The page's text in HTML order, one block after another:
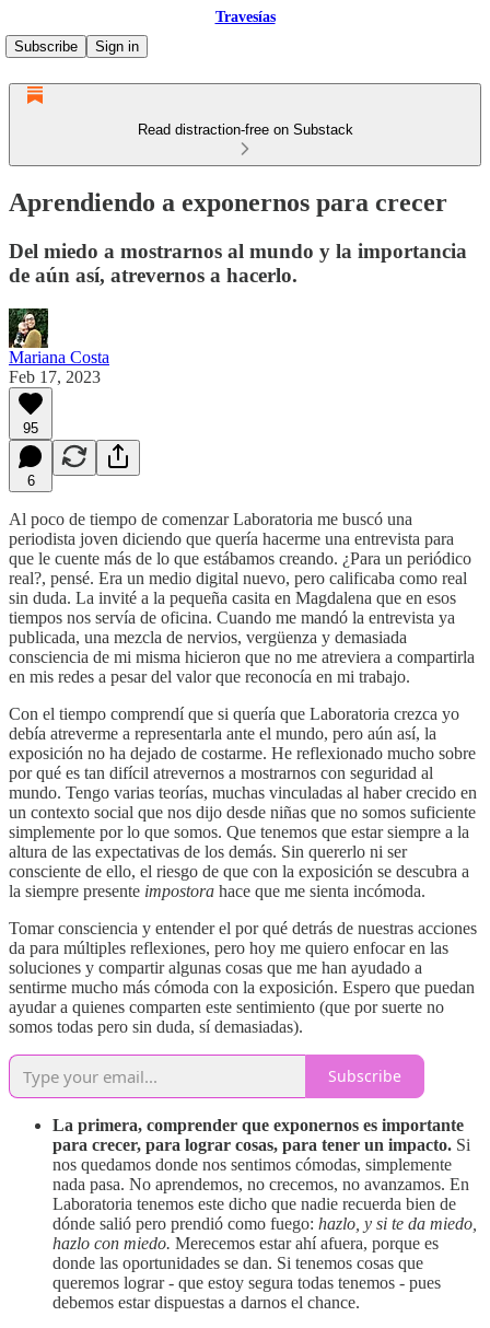
Travesías
Subscribe
Sign in
Read distraction-free on Substack
Aprendiendo a exponernos para crecer
Del miedo a mostrarnos al mundo y la importancia
de aún así, atrevernos a hacerlo.
Mariana Costa
Feb 17, 2023
95
6
Al poco de tiempo de comenzar Laboratoria me buscó una
periodista joven diciendo que quería hacerme una entrevista para
que le cuente más de lo que estábamos creando. ¿Para un periódico
real?, pensé. Era un medio digital nuevo, pero calificaba como real
sin duda. La invité a la pequeña casita en Magdalena que en esos
tiempos nos servía de oficina. Cuando me mandó la entrevista ya
publicada, una mezcla de nervios, vergüenza y demasiada
consciencia de mi misma hicieron que no me atreviera a compartirla
en mis redes a pesar del valor que reconocía en mi trabajo.
Con el tiempo comprendí que si quería que Laboratoria crezca yo
debía atreverme a representarla ante el mundo, pero aún así, la
exposición no ha dejado de costarme. He reflexionado mucho sobre
por qué es tan difícil atrevernos a mostrarnos con seguridad al
mundo. Tengo varias teorías, muchas vinculadas al haber crecido en
un contexto social que nos dijo desde niñas que no somos suficiente
simplemente por lo que somos. Que tenemos que estar siempre a la
altura de las expectativas de los demás. Sin quererlo ni ser
consciente de ello, el riesgo de que con la exposición se descubra a
la siempre presente impostora hace que me sienta incómoda.
Tomar consciencia y entender el por qué detrás de nuestras acciones
da para múltiples reflexiones, pero hoy me quiero enfocar en las
soluciones y compartir algunas cosas que me han ayudado a
sentirme mucho más cómoda con la exposición. Espero que puedan
ayudar a quienes comparten este sentimiento (que por suerte no
somos todas pero sin duda, sí demasiadas).
Subscribe
La primera, comprender que exponernos es importante
para crecer, para lograr cosas, para tener un impacto. Si
nos quedamos donde nos sentimos cómodas, simplemente
nada pasa. No aprendemos, no crecemos, no avanzamos. En
Laboratoria tenemos este dicho que nadie recuerda bien de
dónde salió pero prendió como fuego: hazlo, y si te da miedo,
hazlo con miedo. Merecemos estar ahí afuera, porque es
donde las oportunidades se dan. Si tenemos cosas que
queremos lograr - que estoy segura todas tenemos - pues
debemos estar dispuestas a darnos el chance.